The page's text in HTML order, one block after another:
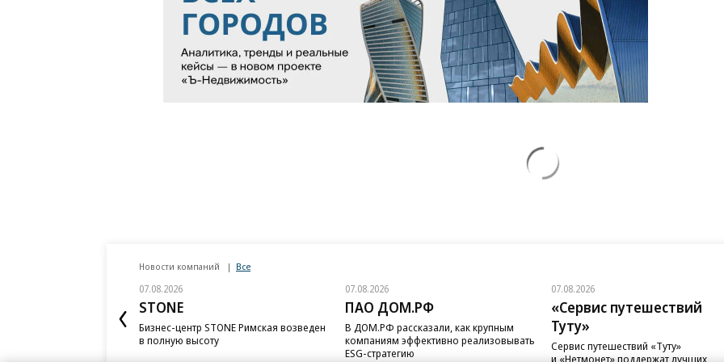
Новости компаний Все
07.08.2026
STONE
Бизнес-центр STONE Римская возведен
в полную высоту
07.08.2026
ПАО ДОМ.РФ
В ДОМ.РФ рассказали, как крупным
компаниям эффективно реализовывать
ESG-стратегию
07.08.2026
«Сервис путешествий
Туту»
Сервис путешествий «Туту»
и «Нетмонет» поддержат лучших